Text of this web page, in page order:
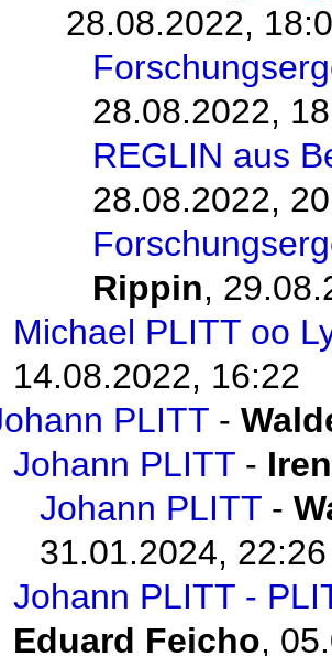
28.08.2022,
28.08.2022,
REGLIN aus
28.08.2022,
Rippin,
Michael PLITT oo
14.08.2022, 16:22
PLITT -
Johann PLITT -
Johann PLITT -
31.01.2024, 22:26
Johann PLITT -
Eduard Feicho,